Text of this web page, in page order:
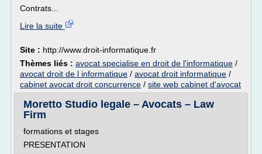
Contrats...
Lire la suite
Site : http://www.droit-informatique.fr
Thèmes liés : avocat specialise en droit de l'informatique /
avocat droit de l informatique / avocat droit informatique /
cabinet avocat droit concurrence / site web cabinet d'avocat
Moretto Studio legale – Avocats – Law
Firm
formations et stages
PRESENTATION